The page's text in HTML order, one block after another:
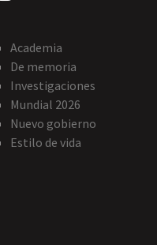
Academia
De memoria
Investigaciones
Mundial 2026
Nuevo gobierno
Estilo de vida